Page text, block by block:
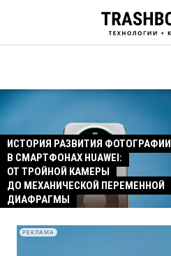
ИСТОРИЯ РАЗВИТИЯ ФОТОГРАФИИ
В СМАРТФОНАХ HUAWEI:
ОТ ТРОЙНОЙ КАМЕРЫ
ДО МЕХАНИЧЕСКОЙ ПЕРЕМЕННОЙ
ДИАФРАГМЫ
РЕКЛАМА